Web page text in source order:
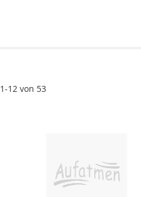
1-12 von 53